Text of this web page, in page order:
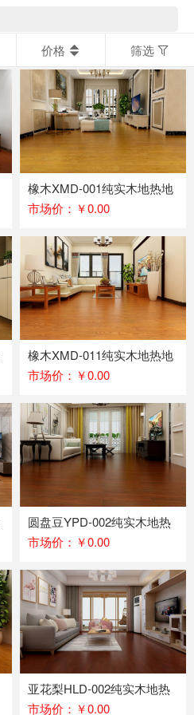
价格 筛选
橡木XMD-001纯实木地热地
板
市场价：￥0.00
橡木XMD-011纯实木地热地
板
市场价：￥0.00
圆盘豆YPD-002纯实木地热
地板
市场价：￥0.00
亚花梨HLD-002纯实木地热
地板
市场价：￥0.00